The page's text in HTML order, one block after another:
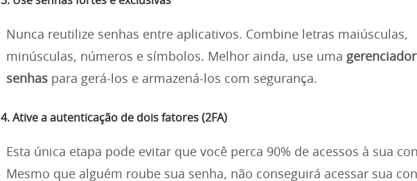
Nunca reutilize senhas entre aplicativos. Combine letras maiúsculas,
minúsculas, números e símbolos. Melhor ainda, use uma
senhas para gerá-los e armazená-los com segurança.
4. Ative a autenticação de dois fatores (2FA)
Esta única etapa pode evitar que você perca 90% de acessos à sua
Mesmo que alguém roube sua senha, não conseguirá acessar sua